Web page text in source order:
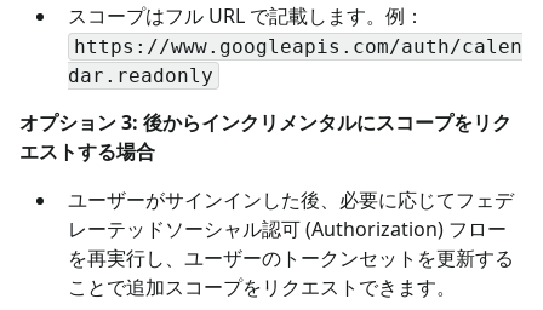
スコープはフル URL で記載します。例：
https://www.googleapis.com/auth/calen
dar.readonly
オプション 3: 後からインクリメンタルにスコープをリク
エストする場合
ユーザーがサインインした後、必要に応じてフェデ
レーテッドソーシャル認可 (Authorization) フロー
を再実行し、ユーザーのトークンセットを更新する
ことで追加スコープをリクエストできます。